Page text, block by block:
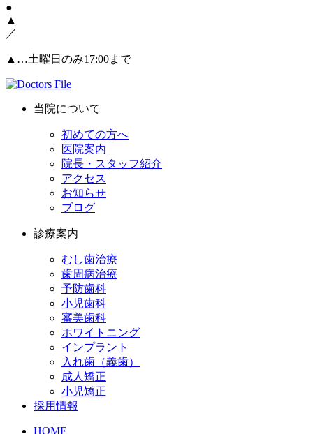
●
▲
／
▲ …土曜日のみ17:00まで
当院について
初めての方へ
医院案内
院長・スタッフ紹介
アクセス
お知らせ
ブログ
診療案内
むし歯治療
歯周病治療
予防歯科
小児歯科
審美歯科
ホワイトニング
インプラント
入れ歯（義歯）
成人矯正
小児矯正
採用情報
HOME